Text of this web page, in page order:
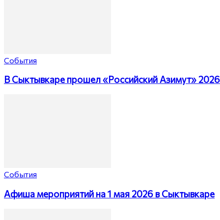
События
В Сыктывкаре прошел «Российский Азимут» 2026
События
Афиша мероприятий на 1 мая 2026 в Сыктывкаре